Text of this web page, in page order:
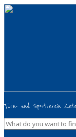
Turn- und Sportverein